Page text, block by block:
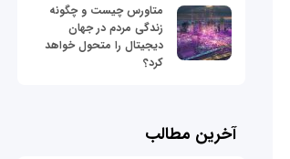
متاورس چیست و چگونه
زندگی مردم در جهان
دیجیتال را متحول خواهد
کرد؟
آخرین مطالب